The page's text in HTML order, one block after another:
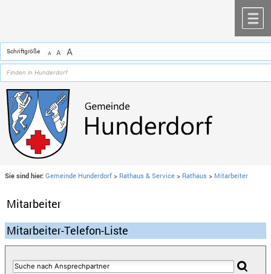
Schriftgröße A A A
Sie sind hier: Gemeinde Hunderdorf > Rathaus & Service > Rathaus > Mitarbeiter
Mitarbeiter
Mitarbeiter-Telefon-Liste